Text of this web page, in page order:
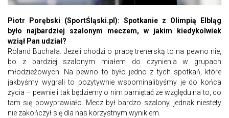
Piotr Porębski (SportŚląski.pl): Spotkanie z Olimpią Elbląg
było najbardziej szalonym meczem, w jakim kiedykolwiek
wziął Pan udział?
Roland Buchała: Jeżeli chodzi o pracę trenerską to na pewno nie,
bo z bardziej szalonym miałem do czynienia w grupach
młodzieżowych. Na pewno to było jedno z tych spotkań, które
jakbyśmy wygrali to pozytywnie wspominalibyśmy je do końca
życia – pewnie i tak będziemy o nim pamiętać ze względu na to, co
tam się powyprawiało. Mecz był bardzo szalony, jednak niestety
nie zakończył się dla nas korzystnym wynikiem.